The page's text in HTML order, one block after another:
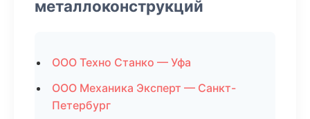
металлоконструкций
ООО Техно Станко — Уфа
ООО Механика Эксперт — Санкт-
Петербург